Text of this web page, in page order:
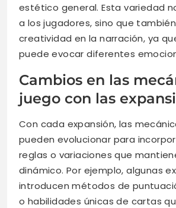
estético general. Esta variedad
a los jugadores, sino que
creatividad en la narración, ya
puede evocar diferentes
Cambios en las
juego con las
Con cada expansión, las
pueden evolucionar para
reglas o variaciones que
dinámico. Por ejemplo, algunas
introducen métodos de
o habilidades únicas de cartas